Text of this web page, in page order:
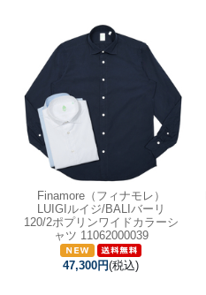
Finamore（フィナモレ）
LUIGIルイジ/BALIバーリ
120/2ポプリンワイドカラーシ
ャツ 11062000039
47,300円(税込)